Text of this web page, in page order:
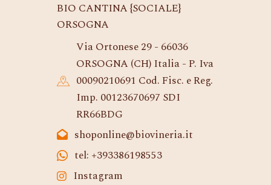
BIO CANTINA {SOCIALE}
ORSOGNA
Via Ortonese 29 - 66036
ORSOGNA (CH) Italia - P. Iva
00090210691 Cod. Fisc. e Reg.
Imp. 00123670697 SDI
RR66BDG
shoponline@biovineria.it
tel: +393386198553
Instagram